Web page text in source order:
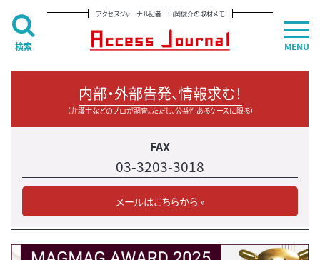
アクセスジャーナル記者 山岡俊介の取材メモ
内部・外部告発、情報求む！
（弁護士などのプロが調査。ただし、公益性あるケースに限る）
FAX
03-3203-3018
メールはこちらから »
MENU
検索